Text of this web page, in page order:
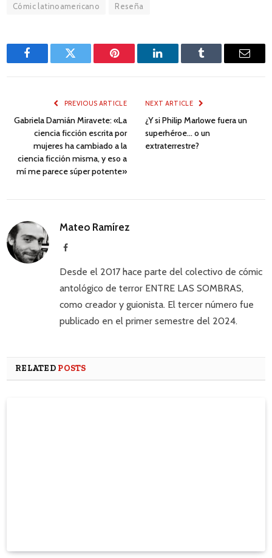
Cómic latinoamericano Reseña
FacebookTwitter Pinterest LinkedIn Tumblr Email
PREVIOUS ARTICLE
Gabriela Damián Miravete: «La
ciencia ficción escrita por
mujeres ha cambiado a la
ciencia ficción misma, y eso a
mí me parece súper potente»
NEXT ARTICLE
¿Y si Philip Marlowe fuera un
superhéroe… o un
extraterrestre?
Mateo Ramírez
Facebook
Desde el 2017 hace parte del colectivo de cómic
antológico de terror ENTRE LAS SOMBRAS,
como creador y guionista. El tercer número fue
publicado en el primer semestre del 2024.
RELATED POSTS